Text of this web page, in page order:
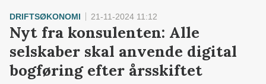
DRIFTSØKONOMI 21-11-2024 11:12
Nyt fra konsulenten: Alle
selskaber skal anvende digital
bogføring efter årsskiftet